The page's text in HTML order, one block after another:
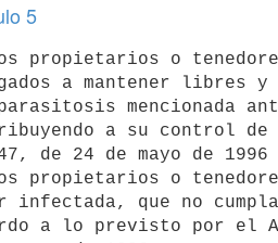
5
a mantener libres
mencionada
a su control
de 24 de mayo de
infectada, que no
a lo previsto por el